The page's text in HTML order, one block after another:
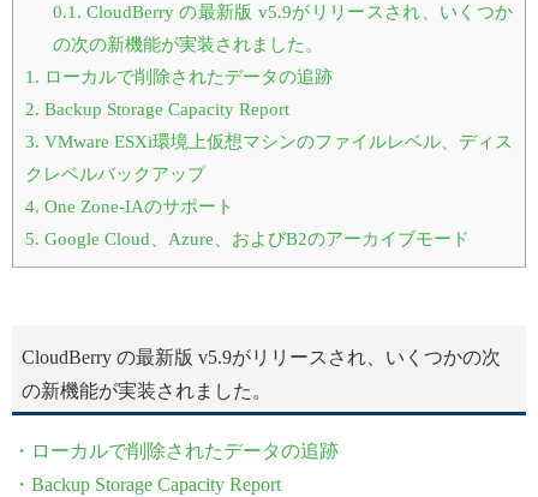
0.1. CloudBerry の最新版 v5.9がリリースされ、いくつか
の次の新機能が実装されました。
1. ローカルで削除されたデータの追跡
2. Backup Storage Capacity Report
3. VMware ESXi環境上仮想マシンのファイルレベル、ディス
クレベルバックアップ
4. One Zone-IAのサポート
5. Google Cloud、Azure、およびB2のアーカイブモード
CloudBerry の最新版 v5.9がリリースされ、いくつかの次
の新機能が実装されました。
・ローカルで削除されたデータの追跡
・Backup Storage Capacity Report